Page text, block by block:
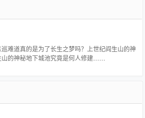
难道真的是为了长生之梦吗？上世纪阎生山的神
的神秘地下城池究竟是何人修建……